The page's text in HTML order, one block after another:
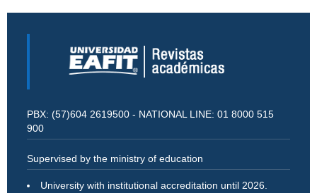
PBX: (57)604 2619500 - NATIONAL LINE: 01 8000 515
900
Supervised by the ministry of education
University with institutional accreditation until 2026.